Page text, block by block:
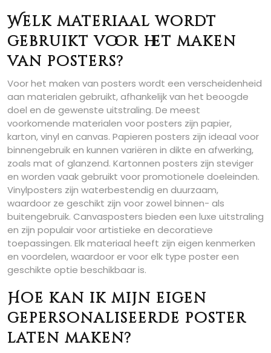
Welk materiaal wordt
gebruikt voor het maken
van posters?
Voor het maken van posters wordt een verscheidenheid
aan materialen gebruikt, afhankelijk van het beoogde
doel en de gewenste uitstraling. De meest
voorkomende materialen voor posters zijn papier,
karton, vinyl en canvas. Papieren posters zijn ideaal voor
binnengebruik en kunnen variëren in dikte en afwerking,
zoals mat of glanzend. Kartonnen posters zijn steviger
en worden vaak gebruikt voor promotionele doeleinden.
Vinylposters zijn waterbestendig en duurzaam,
waardoor ze geschikt zijn voor zowel binnen- als
buitengebruik. Canvasposters bieden een luxe uitstraling
en zijn populair voor artistieke en decoratieve
toepassingen. Elk materiaal heeft zijn eigen kenmerken
en voordelen, waardoor er voor elk type poster een
geschikte optie beschikbaar is.
Hoe kan ik mijn eigen
gepersonaliseerde poster
laten maken?